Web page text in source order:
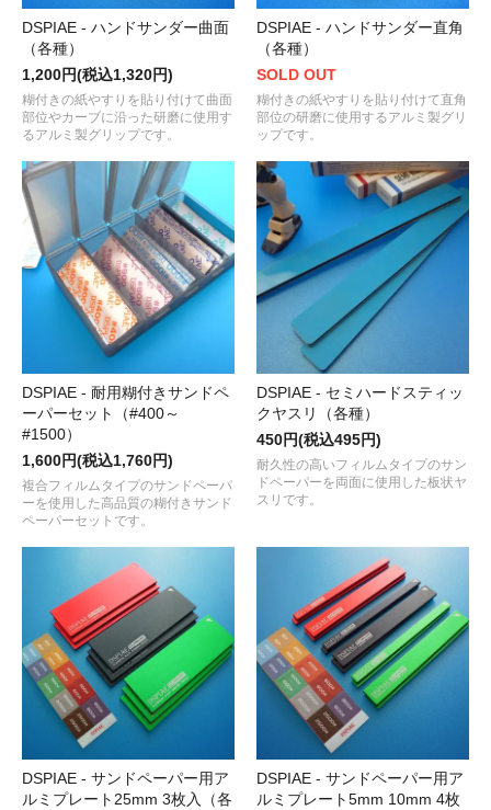
DSPIAE - ハンドサンダー曲面
（各種）
1,200円(税込1,320円)
糊付きの紙やすりを貼り付けて曲面
部位やカーブに沿った研磨に使用す
るアルミ製グリップです。
DSPIAE - ハンドサンダー直角
（各種）
SOLD OUT
糊付きの紙やすりを貼り付けて直角
部位の研磨に使用するアルミ製グリ
ップです。
DSPIAE - 耐用糊付きサンドペ
ーパーセット（#400～
#1500）
1,600円(税込1,760円)
複合フィルムタイプのサンドペーパ
ーを使用した高品質の糊付きサンド
ペーパーセットです。
DSPIAE - セミハードスティッ
クヤスリ（各種）
450円(税込495円)
耐久性の高いフィルムタイプのサン
ドペーパーを両面に使用した板状ヤ
スリです。
DSPIAE - サンドペーパー用ア
ルミプレート25mm 3枚入（各
DSPIAE - サンドペーパー用ア
ルミプレート5mm 10mm 4枚